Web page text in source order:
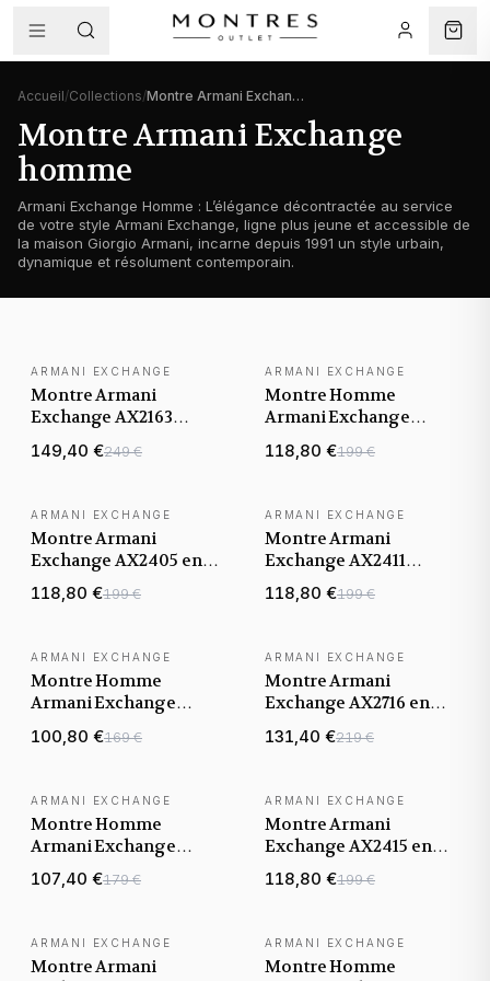
Accueil/Collections/ Montre Armani Exchange homme
Montre Armani Exchange
homme
Armani Exchange Homme : L’élégance décontractée au service
de votre style Armani Exchange, ligne plus jeune et accessible de
la maison Giorgio Armani, incarne depuis 1991 un style urbain,
dynamique et résolument contemporain.
ARMANI EXCHANGE
Montre Armani
Exchange AX2163
Chronographe en Acier
Inoxydable Noir
149,40 €249 €
ARMANI EXCHANGE
Montre Homme
Armani Exchange
Hampton AX2403
cadran transparent
118,80 €199 €
ARMANI EXCHANGE
Montre Armani
Exchange AX2405 en
acier avec cadran
transparent
118,80 €199 €
ARMANI EXCHANGE
Montre Armani
Exchange AX2411
Bracelet Cuir Noir
118,80 €199 €
ARMANI EXCHANGE
Montre Homme
Armani Exchange
AX7128 Bracelet
Silicone Bleu
100,80 €169 €
ARMANI EXCHANGE
Montre Armani
Exchange AX2716 en
maille milanaise noire
131,40 €219 €
ARMANI EXCHANGE
Montre Homme
Armani Exchange
AX2707 analogique en
acier doré jaune
107,40 €179 €
ARMANI EXCHANGE
Montre Armani
Exchange AX2415 en
acier inoxydable doré
jaune
118,80 €199 €
ARMANI EXCHANGE
Montre Armani
ARMANI EXCHANGE
Montre Homme